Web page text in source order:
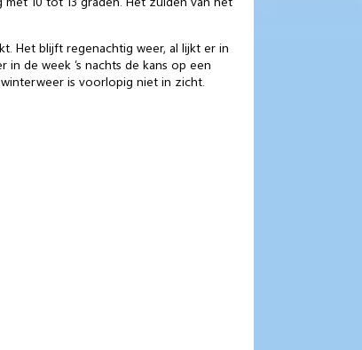
Het blijft regenachtig weer, al lijkt er in
de week ’s nachts de kans op een
is voorlopig niet in zicht.